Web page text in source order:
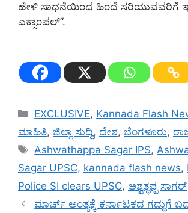
ಹೇಳಿ ಸಾಧನೆಯಿಂದ ಹಿಂದೆ ಸರಿಯುವವರಿಗೆ
ಎಕ್ಸಾಂಪಲ್”.
Categories
EXCLUSIVE, Kannada Flash
ಮಾಹಿತಿ, ಜಿಲ್ಲಾ ಸುದ್ದಿ, ದೇಶ, ಬೆಂಗಳೂರು,
Tags
Ashwathappa Sagar IPS,
Sagar UPSC, kannada flash news,
Police SI clears UPSC, ಅಶ್ವತ್ಥಪ್ಪ ಸಾಗರ್
ಮಾರ್ಚ್ ಅಂತ್ಯಕ್ಕೆ ಕರ್ನಾಟಕದ ಗದ್ದುಗೆ